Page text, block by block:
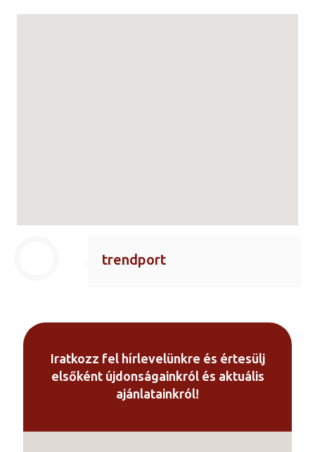
trendport
Iratkozz fel hírlevelünkre és értesülj
elsőként újdonságainkról és aktuális
ajánlatainkról!